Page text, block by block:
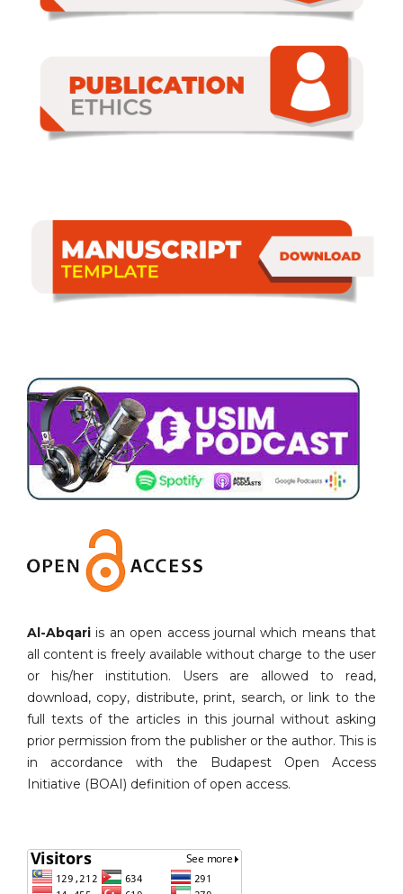
Al-Abqari is an open access journal which means that
all content is freely available without charge to the user
or his/her institution. Users are allowed to read,
download, copy, distribute, print, search, or link to the
full texts of the articles in this journal without asking
prior permission from the publisher or the author. This is
in accordance with the Budapest Open Access
Initiative (BOAI) definition of open access.